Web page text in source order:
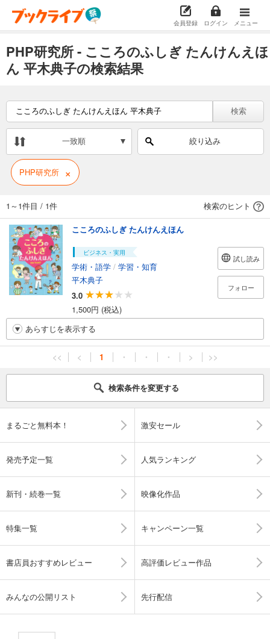
会員登録 ログイン メニュー
PHP研究所 - こころのふしぎ たんけんえほ
ん 平木典子の検索結果
検索
一致順 絞り込み
PHP研究所 ×
1～1件目 / 1件 検索のヒント
こころのふしぎ たんけんえほん
ビジネス・実用
学術・語学 / 学習・知育
平木典子
3.0
1,500円 (税込)
試し読み
フォロー
あらすじを表示する
<< < 1 ・ ・ ・ > >>
検索条件を変更する
まるごと無料本！ 激安セール
発売予定一覧 人気ランキング
新刊・続巻一覧 映像化作品
特集一覧 キャンペーン一覧
書店員おすすめレビュー 高評価レビュー作品
みんなの公開リスト 先行配信